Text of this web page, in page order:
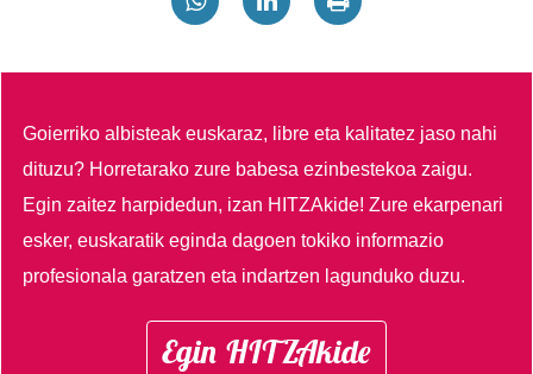
Goierriko albisteak euskaraz, libre eta kalitatez jaso nahi
dituzu? Horretarako zure babesa ezinbestekoa zaigu.
Egin zaitez harpidedun, izan HITZAkide!Zure ekarpenari
esker, euskaratik eginda dagoen tokiko informazio
profesionala garatzen eta indartzen lagunduko duzu.
Egin HITZAkide